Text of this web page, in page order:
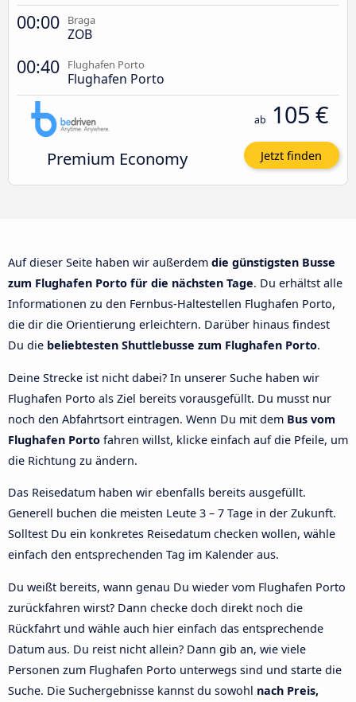
00:00 Braga
ZOB
00:40 Flughafen Porto
Flughafen Porto
Premium Economy
ab 105 €
Jetzt finden
Auf dieser Seite haben wir außerdem die günstigsten Busse
zum Flughafen Porto für die nächsten Tage. Du erhältst alle
Informationen zu den Fernbus-Haltestellen Flughafen Porto,
die dir die Orientierung erleichtern. Darüber hinaus findest
Du die beliebtesten Shuttlebusse zum Flughafen Porto.
Deine Strecke ist nicht dabei? In unserer Suche haben wir
Flughafen Porto als Ziel bereits vorausgefüllt. Du musst nur
noch den Abfahrtsort eintragen. Wenn Du mit dem Bus vom
Flughafen Porto fahren willst, klicke einfach auf die Pfeile, um
die Richtung zu ändern.
Das Reisedatum haben wir ebenfalls bereits ausgefüllt.
Generell buchen die meisten Leute 3 – 7 Tage in der Zukunft.
Solltest Du ein konkretes Reisedatum checken wollen, wähle
einfach den entsprechenden Tag im Kalender aus.
Du weißt bereits, wann genau Du wieder vom Flughafen Porto
zurückfahren wirst? Dann checke doch direkt noch die
Rückfahrt und wähle auch hier einfach das entsprechende
Datum aus. Du reist nicht allein? Dann gib an, wie viele
Personen zum Flughafen Porto unterwegs sind und starte die
Suche. Die Suchergebnisse kannst du sowohl nach Preis,